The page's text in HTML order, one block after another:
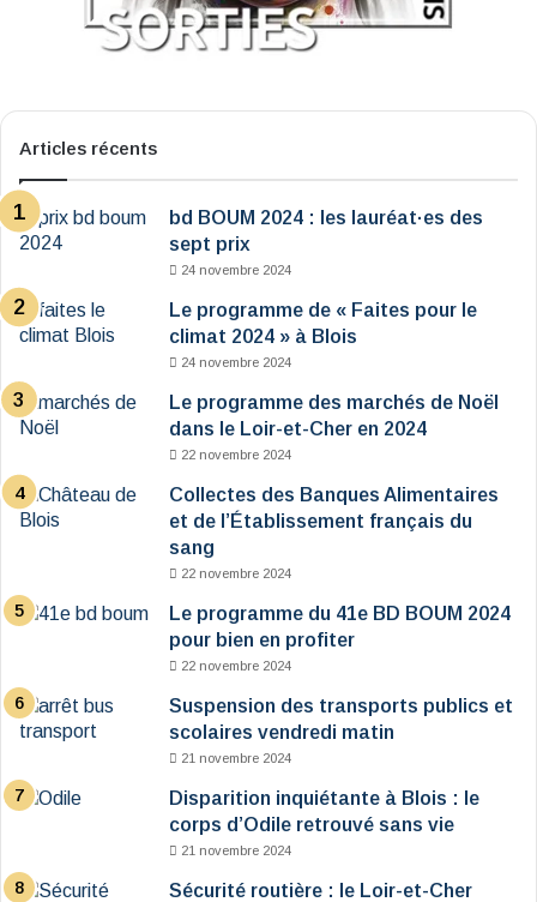
Articles récents
bd BOUM 2024 : les lauréat·es des
sept prix
24 novembre 2024
Le programme de « Faites pour le
climat 2024 » à Blois
24 novembre 2024
Le programme des marchés de Noël
dans le Loir-et-Cher en 2024
22 novembre 2024
Collectes des Banques Alimentaires
et de l’Établissement français du
sang
22 novembre 2024
Le programme du 41e BD BOUM 2024
pour bien en profiter
22 novembre 2024
Suspension des transports publics et
scolaires vendredi matin
21 novembre 2024
Disparition inquiétante à Blois : le
corps d’Odile retrouvé sans vie
21 novembre 2024
Sécurité routière : le Loir-et-Cher